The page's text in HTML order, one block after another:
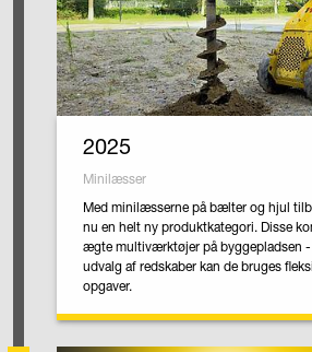
2025
Minilæsser
Med minilæsserne på bælter og hjul
nu en helt ny produktkategori. Disse
ægte multiværktøjer på byggepladsen
udvalg af redskaber kan de bruges
opgaver.